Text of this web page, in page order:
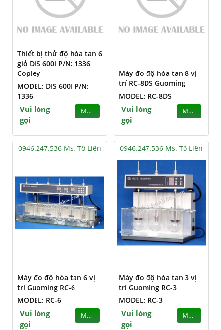
Thiết bị thử độ hòa tan 6
giỏ DIS 600i P/N: 1336
Copley
MODEL: DIS 600I P/N:
1336
Vui lòng
gọi
MUA
Máy đo độ hòa tan 8 vị
trí RC-8DS Guoming
MODEL: RC-8DS
Vui lòng
gọi
MUA
0946.247.536 Ms. Tô Liên
Máy đo độ hòa tan 6 vị
trí Guoming RC-6
MODEL: RC-6
Vui lòng
gọi
MUA
0946.247.536 Ms. Tô Liên
Máy đo độ hòa tan 3 vị
trí Guoming RC-3
MODEL: RC-3
Vui lòng
gọi
MUA